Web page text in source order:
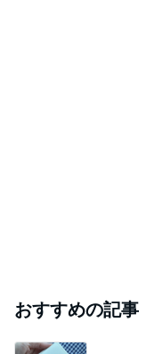
おすすめの記事